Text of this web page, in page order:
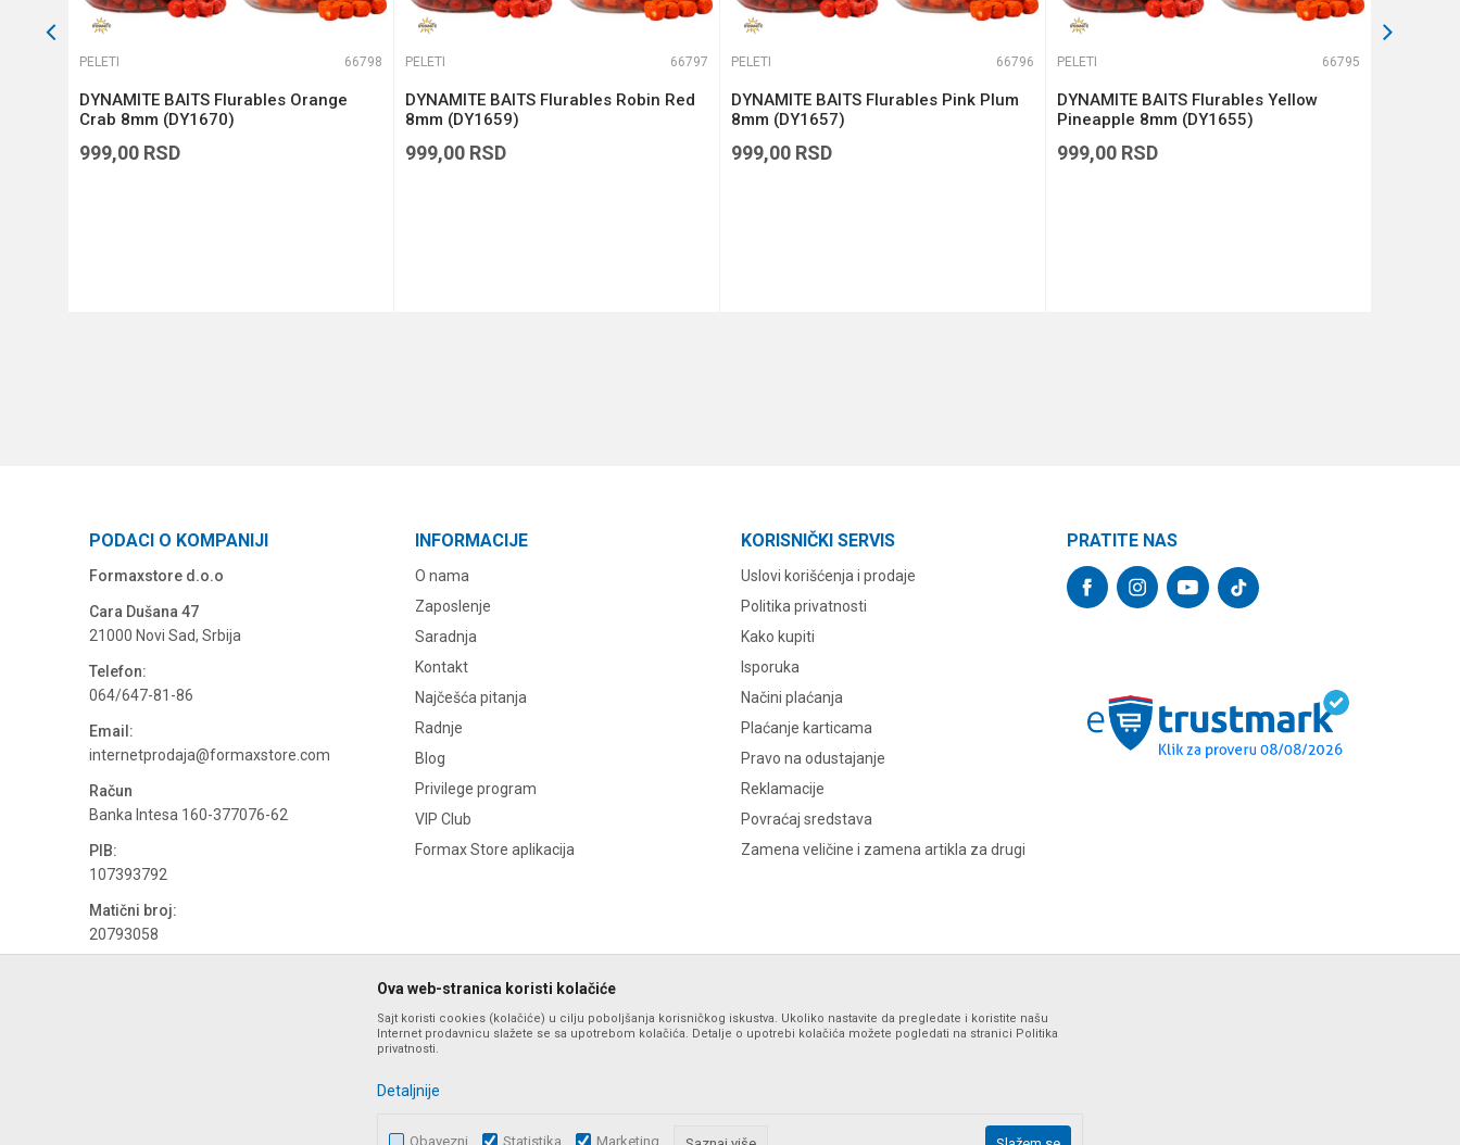
PELETI 66798
DYNAMITE BAITS Flurables Orange
Crab 8mm (DY1670)
999,00 RSD
PELETI 66797
DYNAMITE BAITS Flurables Robin Red
8mm (DY1659)
999,00 RSD
PELETI 66796
DYNAMITE BAITS Flurables Pink Plum
8mm (DY1657)
999,00 RSD
PELETI 66795
DYNAMITE BAITS Flurables Yellow
Pineapple 8mm (DY1655)
999,00 RSD
PODACI O KOMPANIJI
Formaxstore d.o.o
Cara Dušana 47
21000 Novi Sad, Srbija
Telefon:
064/647-81-86
Email:
internetprodaja@formaxstore.com
Račun
Banka Intesa 160-377076-62
PIB:
107393792
Matični broj:
20793058
INFORMACIJE
O nama
Zaposlenje
Saradnja
Kontakt
Najčešća pitanja
Radnje
Blog
Privilege program
VIP Club
Formax Store aplikacija
KORISNIČKI SERVIS
Uslovi korišćenja i prodaje
Politika privatnosti
Kako kupiti
Isporuka
Načini plaćanja
Plaćanje karticama
Pravo na odustajanje
Reklamacije
Povraćaj sredstava
Zamena veličine i zamena artikla za drugi
PRATITE NAS
Ova web-stranica koristi kolačiće
Sajt koristi cookies (kolačiće) u cilju poboljšanja korisničkog iskustva. Ukoliko nastavite da pregledate i koristite našu
Internet prodavnicu slažete se sa upotrebom kolačića. Detalje o upotrebi kolačića možete pogledati na stranici Politika
privatnosti.
Detaljnije
Obavezni Statistika Marketing